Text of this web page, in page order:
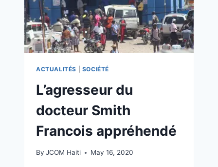
ACTUALITÉS SOCIÉTÉ
L’agresseur du
docteur Smith
Francois appréhendé
By JCOM Haiti May 16, 2020